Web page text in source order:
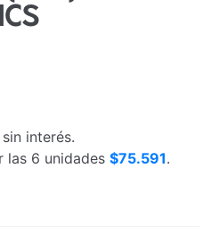
interés.
las 6 unidades$75.591.